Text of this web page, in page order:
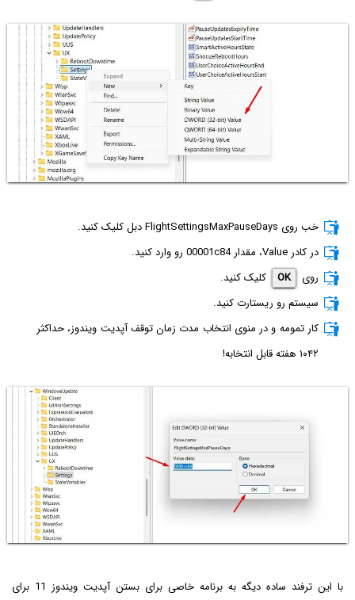
خب روی FlightSettingsMaxPauseDays دبل کلیک کنید.
در کادر Value، مقدار 00001c84 رو وارد کنید.
روی
OK
کلیک کنید.
سیستم رو ریستارت کنید.
کار تمومه و در منوی انتخاب مدت زمان توقف آپدیت ویندوز، حداکثر
۱۰۴۲ هفته قابل انتخابه!
با این ترفند ساده دیگه به برنامه خاصی برای بستن آپدیت ویندوز 11 برای